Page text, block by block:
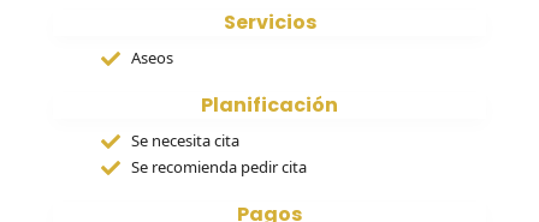
Servicios
Aseos
Planificación
Se necesita cita
Se recomienda pedir cita
Pagos